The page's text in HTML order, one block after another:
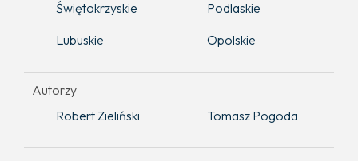
Świętokrzyskie
Podlaskie
Lubuskie
Opolskie
Autorzy
Robert Zieliński
Tomasz Pogoda